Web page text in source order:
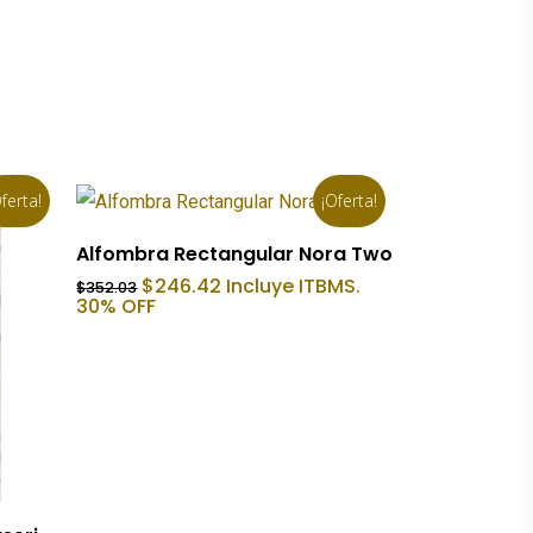
¡Oferta!
Añadir Al Carrito
Alfombra Rectangular Nora Two
$352.03 El
precio
$246.42 El
precio
Incluye ITBMS.
30% OFF